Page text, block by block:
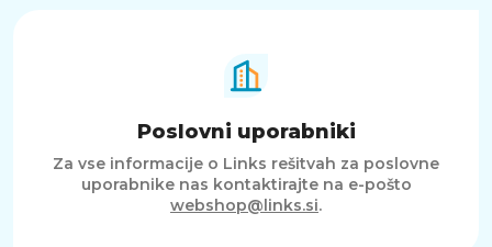
Poslovni uporabniki
Za vse informacije o Links rešitvah za poslovne
uporabnike nas kontaktirajte na e-pošto
webshop@links.si.